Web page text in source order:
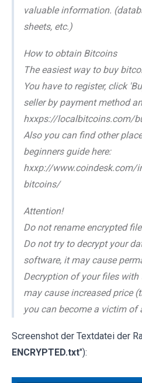
valuable information.
sheets, etc.)
How to obtain Bitcoins
The easiest way to buy
You have to register, click
seller by payment method
hxxps://localbitcoins.com/
Also you can find other
beginners guide here:
hxxp://www.coindesk.com/
bitcoins/
Attention!
Do not rename encrypted
Do not try to decrypt your
software, it may cause
Decryption of your files
may cause increased price
you can become a victim of
Screenshot der Textdatei der
ENCRYPTED.txt"):